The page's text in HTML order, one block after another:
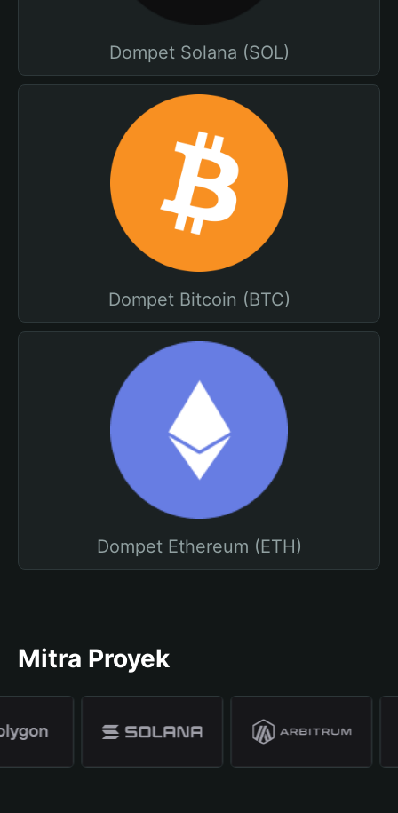
Dompet Solana (SOL)
Dompet Bitcoin (BTC)
Dompet Ethereum (ETH)
Mitra Proyek